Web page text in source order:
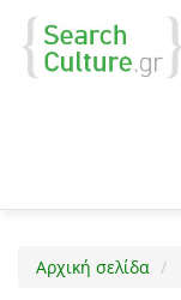
Αρχική σελίδα